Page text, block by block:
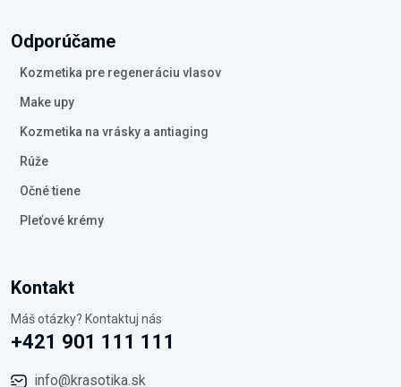
Odporúčame
Kozmetika pre regeneráciu vlasov
Make upy
Kozmetika na vrásky a antiaging
Rúže
Očné tiene
Pleťové krémy
Kontakt
Máš otázky? Kontaktuj nás
+421 901 111 111
info@krasotika.sk